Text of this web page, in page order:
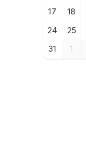
17
18
24
25
31
1